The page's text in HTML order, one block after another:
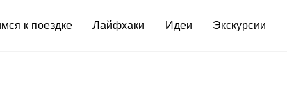
к поездке Лайфхаки Идеи Экскурсии